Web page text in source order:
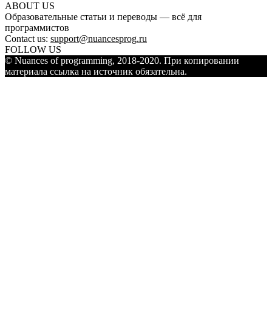
ABOUT US
Образовательные статьи и переводы — всё для
программистов
Contact us: support@nuancesprog.ru
FOLLOW US
© Nuances of programming, 2018-2020. При копировании
материала ссылка на источник обязательна.